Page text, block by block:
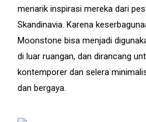
menarik inspirasi mereka dari
Skandinavia. Karena
Moonstone bisa menjadi
di luar ruangan, dan dirancang
kontemporer dan selera
dan bergaya.